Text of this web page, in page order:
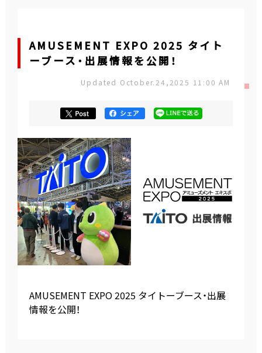
AMUSEMENT EXPO 2025 タイト
ーブース・出展情報を公開！
Updated October.24,2025 11:00 AM
AMUSEMENT EXPO 2025 タイトーブース・出展
情報を公開！